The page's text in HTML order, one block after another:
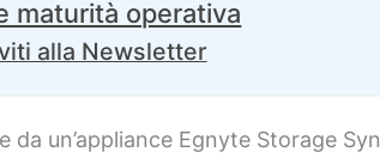
maturità operativa
alla Newsletter
da un’appliance Egnyte Storage